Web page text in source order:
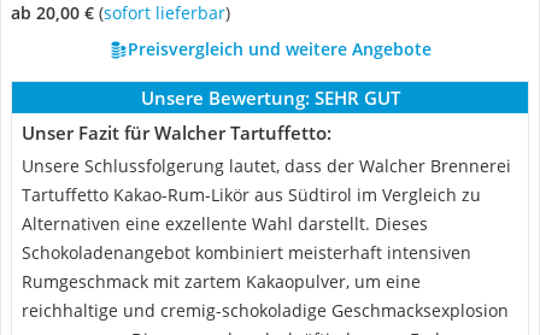
ab 20,00 € ( Sofort lieferbar)
Preisvergleich und weitere Angebote
Unsere Bewertung: SEHR GUT
Unser Fazit für Walcher Tartuffetto:
Unsere Schlussfolgerung lautet, dass der Walcher Brennerei
Tartuffetto Kakao-Rum-Likör aus Südtirol im Vergleich zu
Alternativen eine exzellente Wahl darstellt. Dieses
Schokoladenangebot kombiniert meisterhaft intensiven
Rumgeschmack mit zartem Kakaopulver, um eine
reichhaltige und cremig-schokoladige Geschmacksexplosion